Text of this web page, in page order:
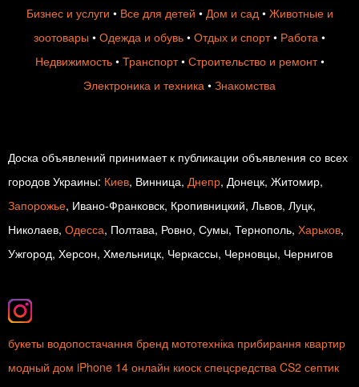
Бизнес и услуги • Все для детей • Дом и сад• Животные и
зоотовары • Одежда и обувь • Отдых и спорт• Работа •
Недвижимость• Транспорт• Строительство и ремонт•
Электроника и техника • Знакомства
Доска объявлений принимает к публикации объявления со всех
городов Украины: Киев, Винница, Днепр, Донецк, Житомир,
Запорожье, Ивано-Франковск, Кропивницкий, Львов, Луцк,
Николаев, Одесса, Полтава, Ровно, Сумы, Тернополь, Харьков,
Ужгород, Херсон, Хмельницк, Черкассы, Черновцы, Чернигов
букеты водопостачання бренд мототехніка прибирання квартир
модный дом iPhone 14 онлайн киоск спецсредства CS2 септик